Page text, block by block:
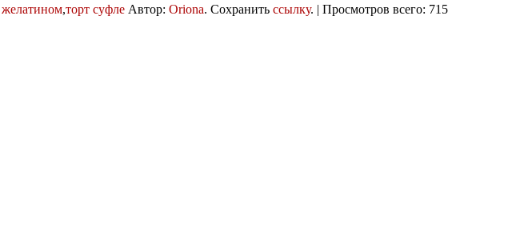
желатином,торт суфле Автор: Oriona. Сохранить ссылку. | Просмотров всего: 715